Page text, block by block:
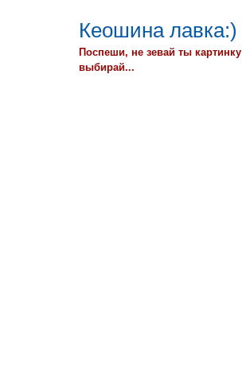
Кеошина лавка:)
Поспеши, не зевай ты картинку
выбирай...